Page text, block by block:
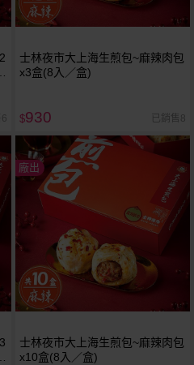
士林夜市大上海生煎包~麻辣肉包
x3盒(8入／盒)
$930 已銷售8
廠出
士林夜市大上海生煎包~麻辣肉包
x10盒(8入／盒)